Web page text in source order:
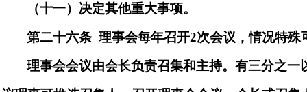
（十一）决定其他重大事项。
第二十六条 理事会每年召开2次会议，情况特殊
理事会会议由会长负责召集和主持。有三分之